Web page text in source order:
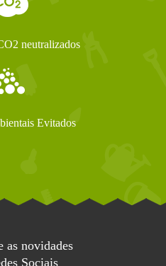
neutralizados
Evitados
as novidades
Sociais